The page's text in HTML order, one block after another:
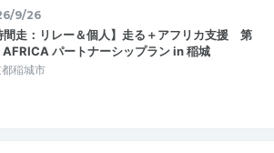
9/26
間走：リレー＆個人】走る＋アフリカ支援 第
パートナーシップラン in 稲城
稲城市